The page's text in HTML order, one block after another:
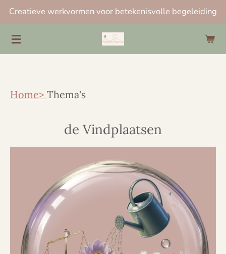
Ga
direct
naar
de
Creatieve werkvormen voor betekenisvolle begeleiding
Home> Thema's
de Vindplaatsen